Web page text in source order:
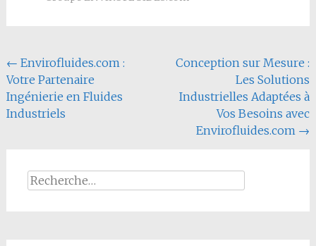
Navigation
de
l'article
← Envirofluides.com :
Votre Partenaire
Ingénierie en Fluides
Industriels
Conception sur Mesure :
Les Solutions
Industrielles Adaptées à
Vos Besoins avec
Envirofluides.com →
Rechercher :